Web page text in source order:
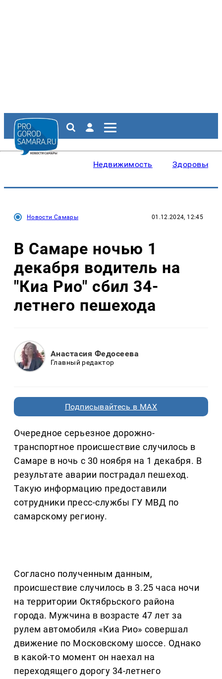
Недвижимость Здоровье
Новости Самары 01.12.2024, 12:45
В Самаре ночью 1
декабря водитель на
"Киа Рио" сбил 34-
летнего пешехода
Анастасия Федосеева
Главный редактор
Подписывайтесь в MAX
Очередное серьезное дорожно-
транспортное происшествие случилось в
Самаре в ночь с 30 ноября на 1 декабря. В
результате аварии пострадал пешеход.
Такую информацию предоставили
сотрудники пресс-службы ГУ МВД по
самарскому региону.
Согласно полученным данным,
происшествие случилось в 3.25 часа ночи
на территории Октябрьского района
города. Мужчина в возрасте 47 лет за
рулем автомобиля «Киа Рио» совершал
движение по Московскому шоссе. Однако
в какой-то момент он наехал на
переходящего дорогу 34-летнего